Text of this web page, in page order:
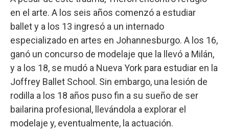
en el arte. A los seis años comenzó a estudiar
ballet y a los 13 ingresó a un internado
especializado en artes en Johannesburgo. A los 16,
ganó un concurso de modelaje que la llevó a Milán,
y a los 18, se mudó a Nueva York para estudiar en la
Joffrey Ballet School. Sin embargo, una lesión de
rodilla a los 18 años puso fin a su sueño de ser
bailarina profesional, llevándola a explorar el
modelaje y, eventualmente, la actuación.